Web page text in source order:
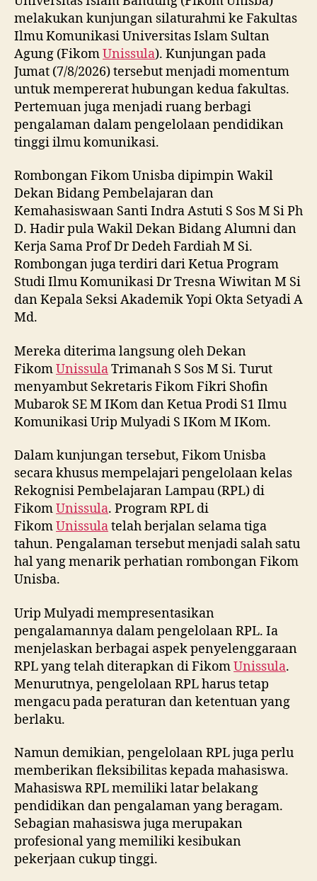
melakukan kunjungan silaturahmi ke Fakultas
Ilmu Komunikasi Universitas Islam Sultan
Agung (FikomUnissula). Kunjungan pada
Jumat (7/8/2026) tersebut menjadi momentum
untuk mempererat hubungan kedua fakultas.
Pertemuan juga menjadi ruang berbagi
pengalaman dalam pengelolaan pendidikan
tinggi ilmu komunikasi.
Rombongan Fikom Unisba dipimpin Wakil
Dekan Bidang Pembelajaran dan
Kemahasiswaan Santi Indra Astuti S Sos M Si Ph
D. Hadir pula Wakil Dekan Bidang Alumni dan
Kerja Sama Prof Dr Dedeh Fardiah M Si.
Rombongan juga terdiri dari Ketua Program
Studi Ilmu Komunikasi Dr Tresna Wiwitan M Si
dan Kepala Seksi Akademik Yopi Okta Setyadi A
Md.
Mereka diterima langsung oleh Dekan
FikomUnissulaTrimanah S Sos M Si. Turut
menyambut Sekretaris Fikom Fikri Shofin
Mubarok SE M IKom dan Ketua Prodi S1 Ilmu
Komunikasi Urip Mulyadi S IKom M IKom.
Dalam kunjungan tersebut, Fikom Unisba
secara khusus mempelajari pengelolaan kelas
Rekognisi Pembelajaran Lampau (RPL) di
FikomUnissula. Program RPL di
FikomUnissulatelah berjalan selama tiga
tahun. Pengalaman tersebut menjadi salah satu
hal yang menarik perhatian rombongan Fikom
Unisba.
Urip Mulyadi mempresentasikan
pengalamannya dalam pengelolaan RPL. Ia
menjelaskan berbagai aspek penyelenggaraan
RPL yang telah diterapkan di FikomUnissula.
Menurutnya, pengelolaan RPL harus tetap
mengacu pada peraturan dan ketentuan yang
berlaku.
Namun demikian, pengelolaan RPL juga perlu
memberikan fleksibilitas kepada mahasiswa.
Mahasiswa RPL memiliki latar belakang
pendidikan dan pengalaman yang beragam.
Sebagian mahasiswa juga merupakan
profesional yang memiliki kesibukan
pekerjaan cukup tinggi.